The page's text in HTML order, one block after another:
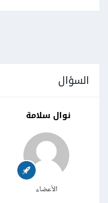
السؤال
نوال سلامة
الأعضاء